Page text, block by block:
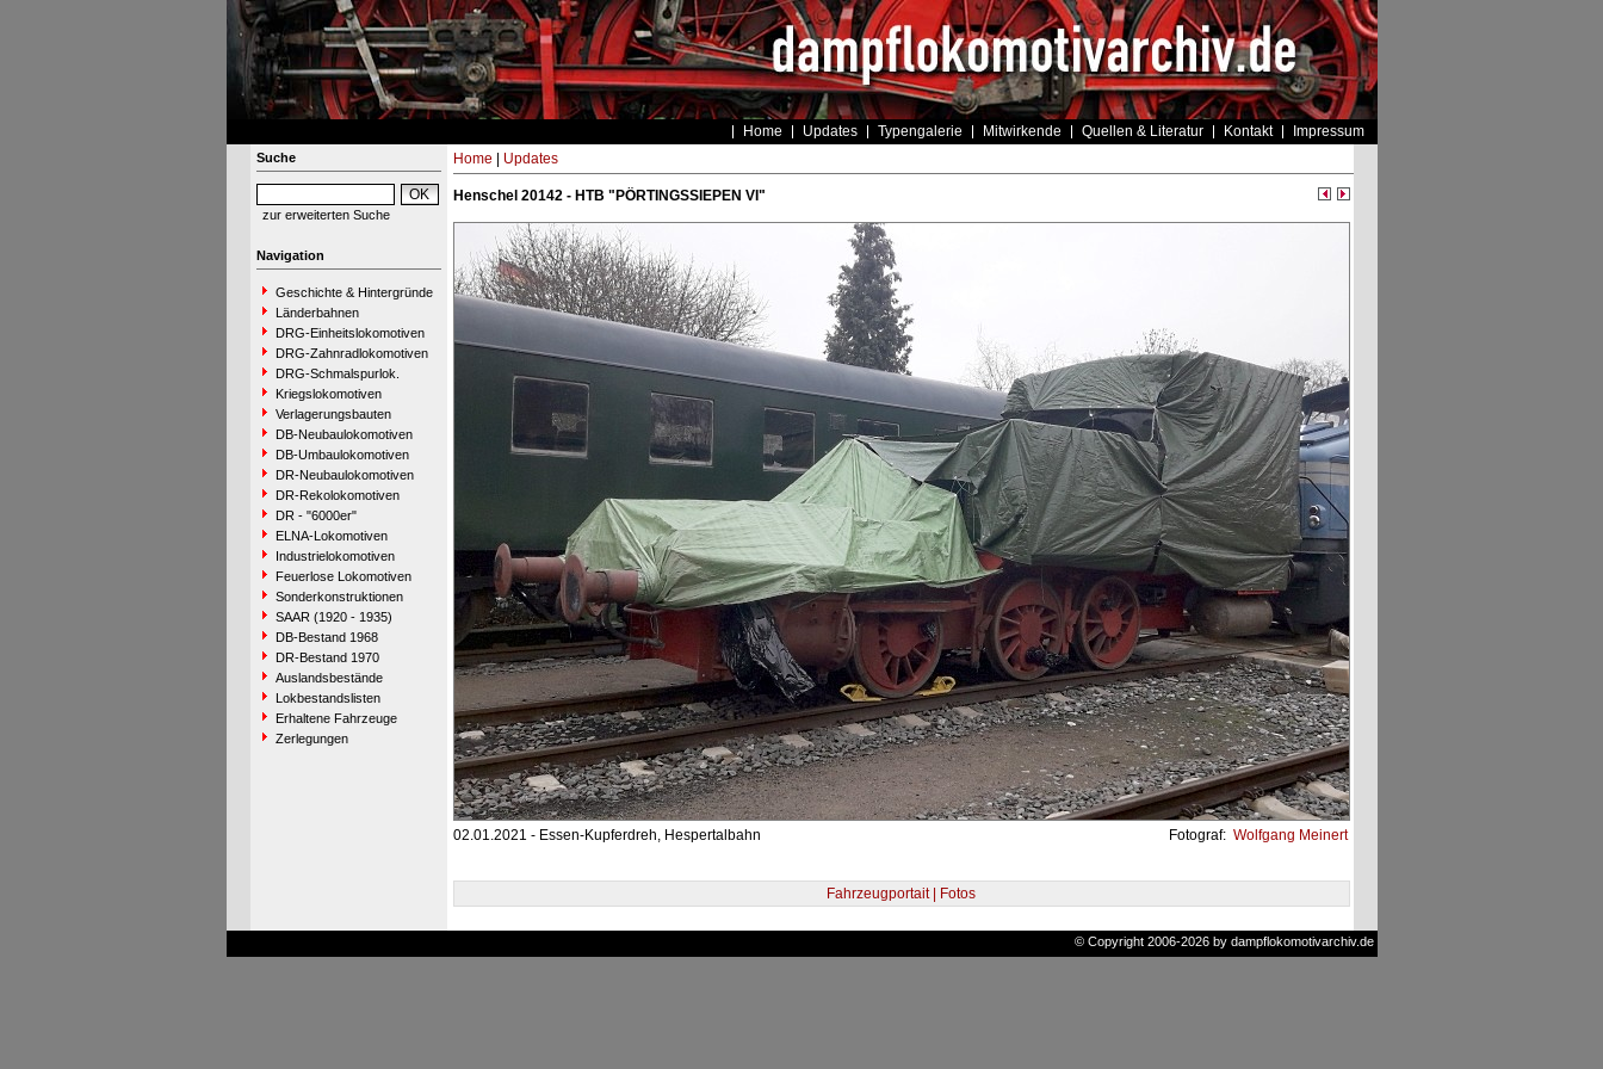
Home Updates Typengalerie Mitwirkende Quellen & Literatur Kontakt Impressum
Suche
zur erweiterten Suche
Navigation
Geschichte & Hintergründe
Länderbahnen
DRG-Einheitslokomotiven
DRG-Zahnradlokomotiven
DRG-Schmalspurlok.
Kriegslokomotiven
Verlagerungsbauten
DB-Neubaulokomotiven
DB-Umbaulokomotiven
DR-Neubaulokomotiven
DR-Rekolokomotiven
DR - "6000er"
ELNA-Lokomotiven
Industrielokomotiven
Feuerlose Lokomotiven
Sonderkonstruktionen
SAAR (1920 - 1935)
DB-Bestand 1968
DR-Bestand 1970
Auslandsbestände
Lokbestandslisten
Erhaltene Fahrzeuge
Zerlegungen
Home Updates
Henschel 20142 - HTB "PÖRTINGSSIEPEN VI"
02.01.2021 - Essen-Kupferdreh, Hespertalbahn Fotograf: Wolfgang Meinert
Fahrzeugportait | Fotos
© Copyright 2006-2026 by dampflokomotivarchiv.de